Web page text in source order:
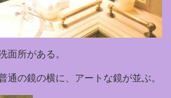
面所がある。
通の鏡の横に、アートな鏡が並ぶ。